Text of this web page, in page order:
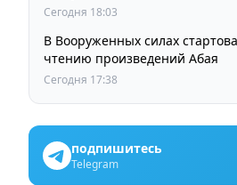
Сегодня 18:03
В Вооруженных силах
чтению произведений Абая
Сегодня 17:38
подпишитесь
Telegram